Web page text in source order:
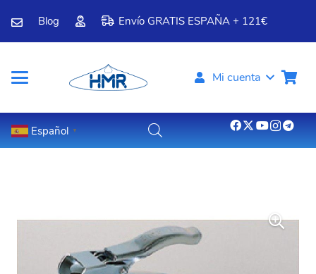
Blog Envío GRATIS ESPAÑA + 121€
Mi cuenta
Español ▼